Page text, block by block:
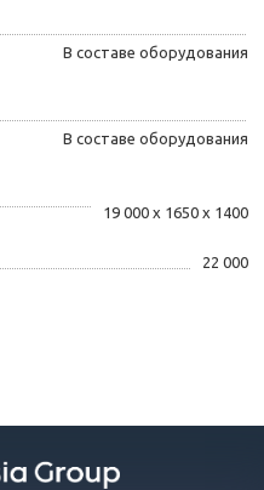
В составе оборудования
В составе оборудования
19 000 х 1650 х 1400
22 000